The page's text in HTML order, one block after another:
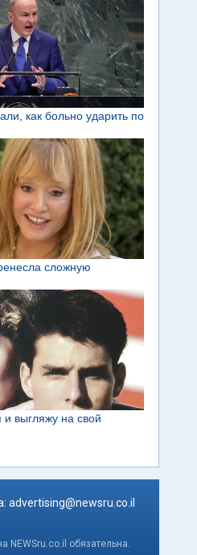
advertising@newsru.co.il
NEWSru.co.il обязательна.